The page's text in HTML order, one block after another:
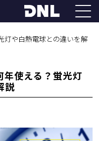
灯や白熱電球との違いを解
使える？蛍光灯
説